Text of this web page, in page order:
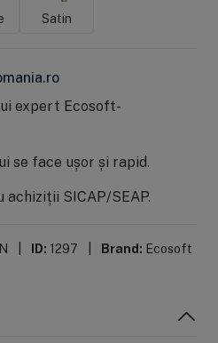
Satin
expert Ecosoft-
se face ușor și rapid.
SICAP/SEAP.
ID: 1297 Brand: Ecosoft